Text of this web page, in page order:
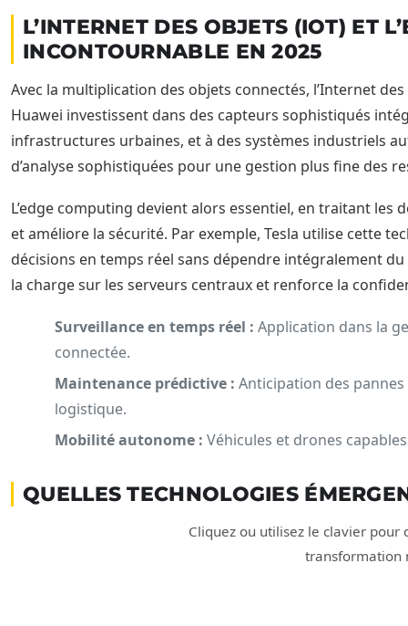
L’INTERNET DES OBJETS (IOT) ET
INCONTOURNABLE EN 2025
Avec la multiplication des objets connectés, l’Internet
Huawei investissent dans des capteurs sophistiqués
infrastructures urbaines, et à des systèmes industriels
d’analyse sophistiquées pour une gestion plus fine des
L’edge computing devient alors essentiel, en traitant
et améliore la sécurité. Par exemple, Tesla utilise cette
décisions en temps réel sans dépendre intégralement
la charge sur les serveurs centraux et renforce la
Surveillance en temps réel : Application dans la
connectée.
Maintenance prédictive : Anticipation des
logistique.
Mobilité autonome : Véhicules et drones
QUELLES TECHNOLOGIES
Cliquez ou utilisez le clavier pour
transformation